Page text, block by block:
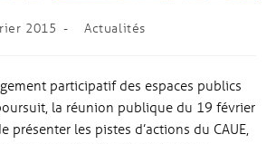
2015 Actualités
participatif des espaces publics
la réunion publique du 19 février
présenter les pistes d’actions du CAUE,